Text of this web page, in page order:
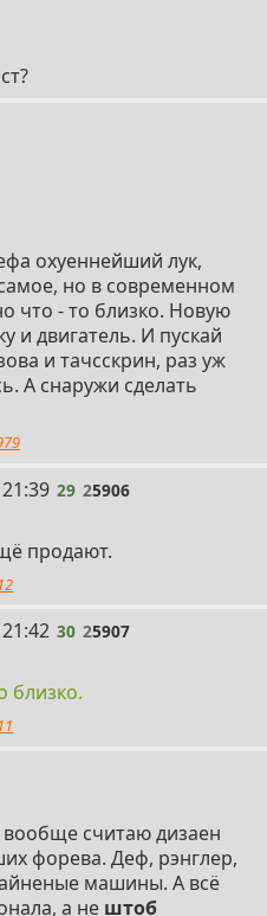
охуеннейший лук,
но в современном
что - то близко. Новую
и двигатель. И пускай
и тачсскрин, раз уж
А снаружи сделать
29 25906
продают.
30 25907
близко.
считаю дизаен
форева. Деф, рэнглер,
машины. А всё
а не штоб